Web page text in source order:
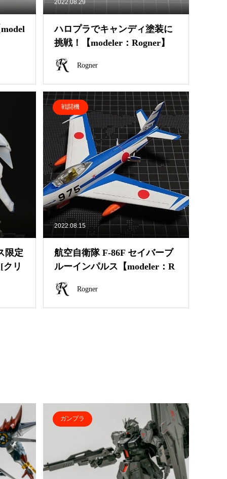
2022.08.29
ハロプラでキャンディ塗装に
挑戦！【modeler：Rogner】
Rogner
限定
リ
2022.08.15
戦闘機
航空自衛隊 F-86F セイバーブ
ルーインパルス【modeler：R
ogner】
Rogner
ガンプラ